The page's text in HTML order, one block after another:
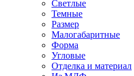
Светлые
Темные
Размер
Малогабаритные
Форма
Угловые
Отделка и материал